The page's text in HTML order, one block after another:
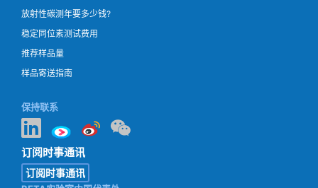
放射性碳测年要多少钱?
稳定同位素测试费用
推荐样品量
样品寄送指南
保持联系
订阅时事通讯
订阅时事通讯